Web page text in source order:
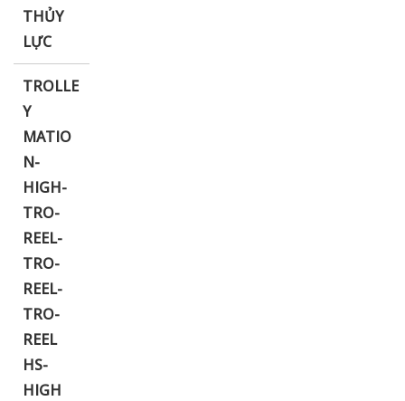
THỦY
LỰC
TROLLE
Y
MATIO
N-
HIGH-
TRO-
REEL-
TRO-
REEL-
TRO-
REEL
HS-
HIGH